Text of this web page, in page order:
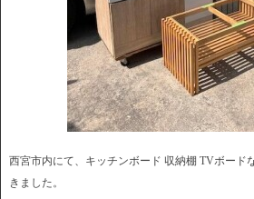
西宮市内にて、キッチンボード 収納棚 TVボード
きました。